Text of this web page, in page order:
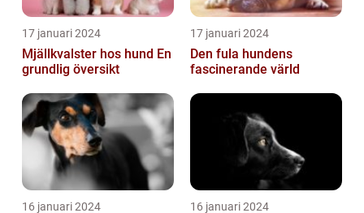
17 januari 2024
Mjällkvalster hos hund En
grundlig översikt
17 januari 2024
Den fula hundens
fascinerande värld
16 januari 2024 16 januari 2024